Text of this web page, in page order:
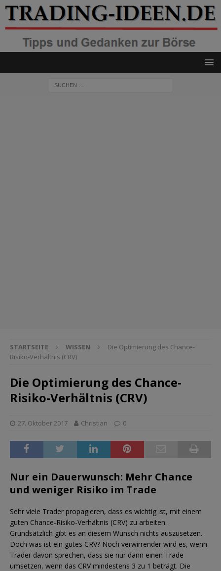
STARTSEITE WISSEN
Die Optimierung des Chance-
Risiko-Verhältnis (CRV)
Die Optimierung des Chance-
Risiko-Verhältnis (CRV)
27. Oktober 2017 Christian 0
Nur ein Dauerwunsch: Mehr Chance
und weniger Risiko im Trade
Sehr viele Trader propagieren, dass es wichtig ist, mit einem
guten Chance-Risiko-Verhältnis (CRV) zu arbeiten.
Grundsätzlich gibt es an diesem Wunsch nichts auszusetzen.
Doch was ist ein gutes CRV? Noch verwirrender wird es, wenn
Trader davon sprechen, dass sie nur dann einen Trade
umsetzen, wenn das CRV mindestens 3 zu 1 beträgt. Die